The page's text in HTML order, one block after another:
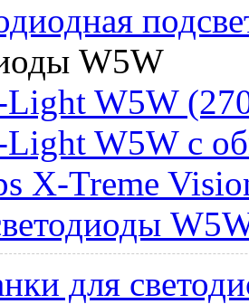
W5W
W5W
W5W с
X-Treme
для